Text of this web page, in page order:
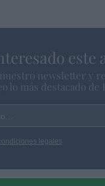
este
newsletter y
lo más destacado de
legales